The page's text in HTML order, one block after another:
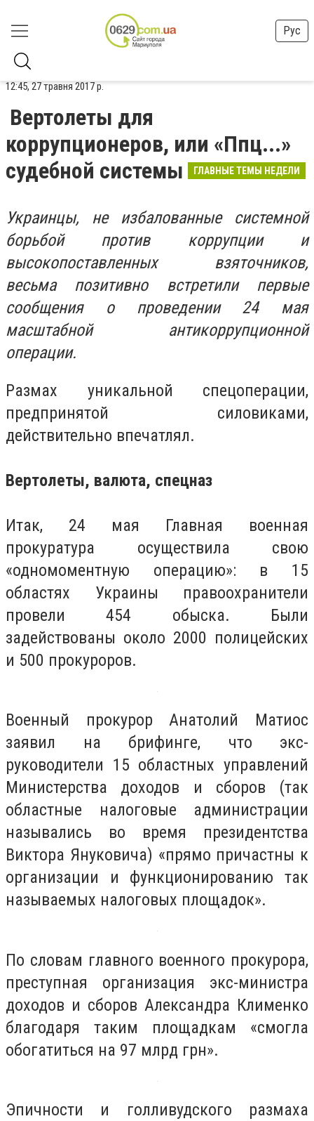
Рус
12:45, 27 травня 2017 р.
Вертолеты для
коррупционеров, или «Ппц...»
судебной системы
ГЛАВНЫЕ ТЕМЫ НЕДЕЛИ
Украинцы, не избалованные системной
борьбой против коррупции и
высокопоставленных взяточников,
весьма позитивно встретили первые
сообщения о проведении 24 мая
масштабной антикоррупционной
операции.
Размах уникальной спецоперации,
предпринятой силовиками,
действительно впечатлял.
Вертолеты, валюта, спецназ
Итак, 24 мая Главная военная
прокуратура осуществила свою
«одномоментную операцию»: в 15
областях Украины правоохранители
провели 454 обыска. Были
задействованы около 2000 полицейских
и 500 прокуроров.
Военный прокурор Анатолий Матиос
заявил на брифинге, что экс-
руководители 15 областных управлений
Министерства доходов и сборов (так
областные налоговые администрации
назывались во время президентства
Виктора Януковича) «прямо причастны к
организации и функционированию так
называемых налоговых площадок».
По словам главного военного прокурора,
преступная организация экс-министра
доходов и сборов Александра Клименко
благодаря таким площадкам «смогла
обогатиться на 97 млрд грн».
Эпичности и голливудского размаха